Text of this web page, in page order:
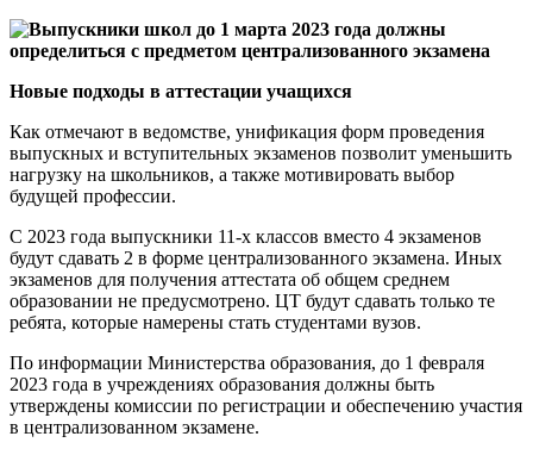
Новые подходы в аттестации учащихся
Как отмечают в ведомстве, унификация форм проведения
выпускных и вступительных экзаменов позволит уменьшить
нагрузку на школьников, а также мотивировать выбор
будущей профессии.
С 2023 года выпускники 11-х классов вместо 4 экзаменов
будут сдавать 2 в форме централизованного экзамена. Иных
экзаменов для получения аттестата об общем среднем
образовании не предусмотрено. ЦТ будут сдавать только те
ребята, которые намерены стать студентами вузов.
По информации Министерства образования, до 1 февраля
2023 года в учреждениях образования должны быть
утверждены комиссии по регистрации и обеспечению участия
в централизованном экзамене.